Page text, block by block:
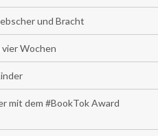
und Bracht
Wochen
mit dem #BookTok Award